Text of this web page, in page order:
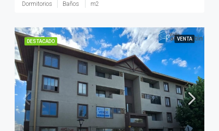
Dormitorios Baños m2
DESTACADO VENTA